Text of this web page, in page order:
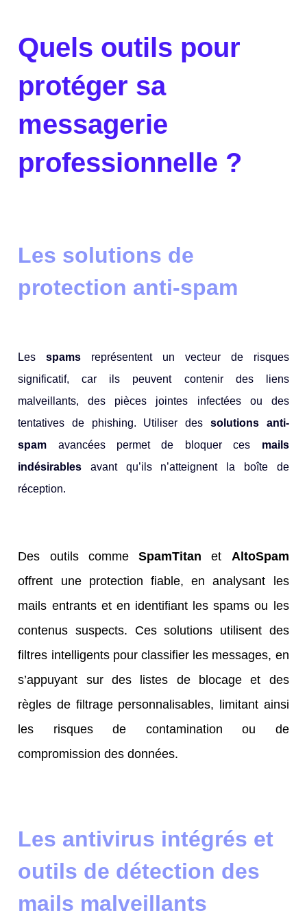
Quels outils pour
protéger sa
messagerie
professionnelle ?
Les solutions de
protection anti-spam
Lesspams représentent un vecteur de risques
significatif, car ils peuvent contenir des liens
malveillants, des pièces jointes infectées ou des
tentatives de phishing. Utiliser des solutions anti-
spam avancées permet de bloquer ces mails
indésirables avant qu’ils n’atteignent la boîte de
réception.
Des outils commeSpamTitan et AltoSpam
offrent une protection fiable, en analysant les
mails entrants et en identifiant les spams ou les
contenus suspects. Ces solutions utilisent des
filtres intelligents pour classifier les messages, en
s’appuyant sur des listes de blocage et des
règles de filtrage personnalisables, limitant ainsi
les risques de contamination ou de
compromission des données.
Les antivirus intégrés et
outils de détection des
mails malveillants